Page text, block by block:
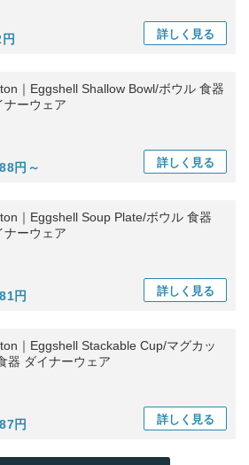
詳しく 見る
｜Eggshell Shallow Bowl/ボウル 食器
ナーウェア
円～ 詳しく 見る
｜Eggshell Soup Plate/ボウル 食器
ナーウェア
円 詳しく 見る
｜Eggshell Stackable Cup/マグカッ
器 ダイナーウェア
円 詳しく 見る